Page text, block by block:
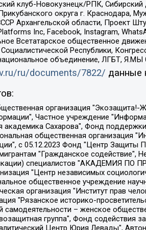
клуб-Новокузнецк/РПК,
округа г. Краснодара,
Архангельской области, Проект
Inc, Facebook, Instagram,
Всетатарское общественное
Республики,
объединение, ЛГБТ, Я.МЫ
ru/documents/7822/ данные
в кризисной ситуации "Информационно-методический центр "Анна", Фонд содействия развитию массовых коммуникаций и правовому просвещению "Так-так-Так", Фонд содействия устойчивому развитию "Серебряная тайга", Свердловский региональный общественный фонд социальных проектов "Новое время", "Idel.Реалии", Кавказ.Реалии, Крым.Реалии, Телеканал Настоящее Время, Татаро-башкирская служба Радио Свобода (Azatliq Radiosi), Радио Свободная Европа/Радио Свобода (PCE/PC), "Сибирь.Реалии", "Фактограф", Благотворительный фонд помощи осужденным и их семьям, Автономная некоммерческая организация "Институт глобализации и социальных движений", Фонд "В защиту прав заключенных", Частное учреждение "Центр поддержки и содействия развитию средств массовой информации", Пензенский региональный общественный благотворительный фонд "Гражданский союз", "Север.Реалии", Некоммерческая организация Фонд "Правовая инициатива", Общество с ограниченной ответственностью "Радио Свободная Европа/Радио Свобода", Чешское информационное агентство "MEDIUM-ORIENT", Красноярская региональная общественная организация "Мы против СПИДа", Камалягин Денис Николаевич, Маркелов Сергей Евгеньевич, Пономарев Лев Александрович, Савицкая Людмила Алексеевна, Автономная некоммерческая организация "Центр по работе с проблемой насилия "НАСИЛИЮ.НЕТ", Межрегиональный профессиональный союз работников здравоохранения "Альянс врачей", Юридическое лицо, зарегистрированное в Латвийской Республике, SIA "Medusa Project" (регистрационный номер 40103797863, дата регистрации 10.06.2014), Некоммерческая организация "Фонд по борьбе с коррупцией", Автономная некоммерческая организация "Институт права и публичной политики", Баданин Роман Сергеевич, Гликин Максим Александрович, Железнова Мария Михайловна, Лукьянова Юлия Сергеевна, Маетная Елизавета Витальевна, Маняхин Петр Борисович, Чуракова Ольга Владимировна, Ярош Юлия Петровна, Юридическое лицо "The Insider SIA", зарегистрированное в Риге, Латвийская Республика (дата регистрации 26.06.2015), являющееся администратором доменного имени интернет-издания "The Insider SIA", https://theins.ru, Постернак Алексей Евгеньевич, Рубин Михаил Аркадьевич, Анин Роман Александрович, Юридическое лицо Istories fonds, зарегистрированное в Латвийской Республике